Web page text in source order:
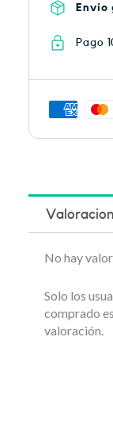
Envío
Pago
No hay
Solo los
comprado
valoración.